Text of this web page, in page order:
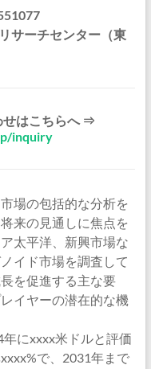
サーチセンター（東
はこちらへ ⇒
inquiry
場の包括的な分析を
来の見通しに焦点を
太平洋、新興市場な
イド市場を調査して
を促進する主な要
イヤーの潜在的な機
にxxxx米ドルと評価
で、2031年まで